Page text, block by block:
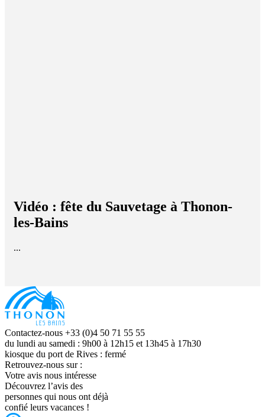
Vidéo : fête du Sauvetage à Thonon-
les-Bains
...
Contactez-nous +33 (0)4 50 71 55 55
du lundi au samedi : 9h00 à 12h15 et 13h45 à 17h30
kiosque du port de Rives : fermé
Retrouvez-nous sur :
Votre avis nous intéresse
Découvrez l’avis des
personnes qui nous ont déjà
confié leurs vacances !